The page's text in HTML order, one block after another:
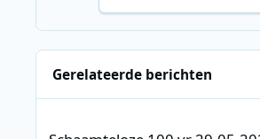
Gerelateerde berichten